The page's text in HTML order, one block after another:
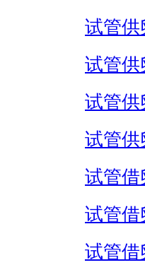
试管供
试管供
试管供
试管供
试管借
试管借
试管借